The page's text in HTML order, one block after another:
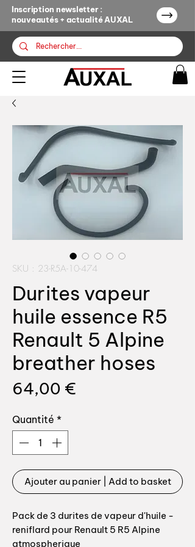
Inscription newsletter :
nouveautés + actualité AUXAL
SKU : 23-R5A-10-474
Durites vapeur
huile essence R5
Renault 5 Alpine
breather hoses
64,00 €
Quantité *
Ajouter au panier | Add to basket
Pack de 3 durites de vapeur d'huile -
reniflard pour Renault 5 R5 Alpine
atmospherique